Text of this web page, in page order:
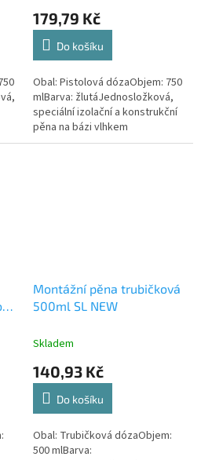
179,79 Kč
Do košíku
Obal: Pistolová dózaObjem: 750
mlBarva: žlutáJednosložková,
speciální izolační a konstrukční
pěna na bázi vlhkem
vytvrzujícího polyuretanu, pro
Montážní pěna trubičková
500ml SL NEW
Skladem
140,93 Kč
Do košíku
Obal: Trubičková dózaObjem:
500 mlBarva: